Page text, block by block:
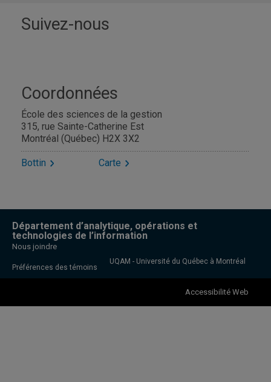
Suivez-nous
Coordonnées
École des sciences de la gestion
315, rue Sainte-Catherine Est
Montréal (Québec) H2X 3X2
Bottin Carte
Département d’analytique, opérations et
technologies de l’information
Nous joindre
Préférences des témoins
UQAM - Université du Québec à Montréal
Accessibilité Web